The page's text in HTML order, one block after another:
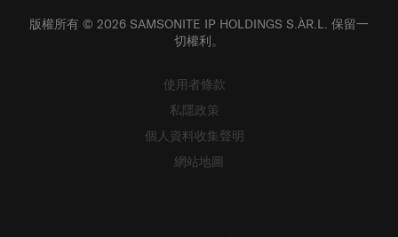
版權所有 © 2026 SAMSONITE IP HOLDINGS S.ÀR.L. 保留一
切權利。
使用者條款
私隱政策
個人資料收集聲明
網站地圖